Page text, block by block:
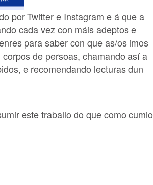
por Twitter e Instagram e á que a
cada vez con máis adeptos e
para saber con que as/os imos
de persoas, chamando así a
e recomendando lecturas dun
este traballo do que como cumio